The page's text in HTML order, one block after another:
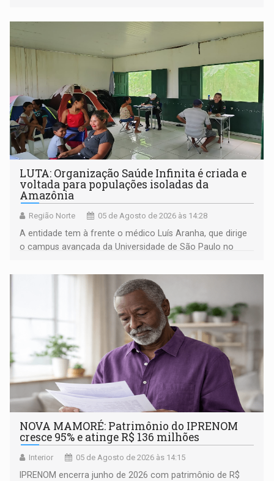
LUTA: Organização Saúde Infinita é criada e
voltada para populações isoladas da
Amazônia
Região Norte 05 de Agosto de 2026 às 14:28
A entidade tem à frente o médico Luís Aranha, que dirige
o campus avançada da Universidade de São Paulo no
NOVA MAMORÉ: Patrimônio do IPRENOM
cresce 95% e atinge R$ 136 milhões
Interior 05 de Agosto de 2026 às 14:15
IPRENOM encerra junho de 2026 com patrimônio de R$